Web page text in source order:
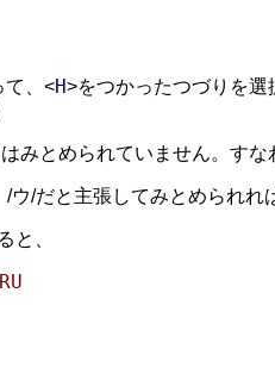
て、<H>をつかったつづりを選
みとめられていません。すな
/だと主張してみとめられれ
と、